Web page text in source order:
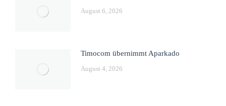
August 6, 2026
Timocom übernimmt Aparkado
August 4, 2026